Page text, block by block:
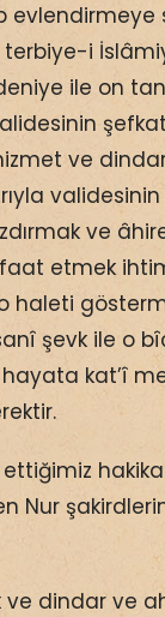
evlendirmeye
terbiye-i
ile on
ve
ve
etmek
haleti
şevk ile o
hayata kat’î
Nur
dindar ve